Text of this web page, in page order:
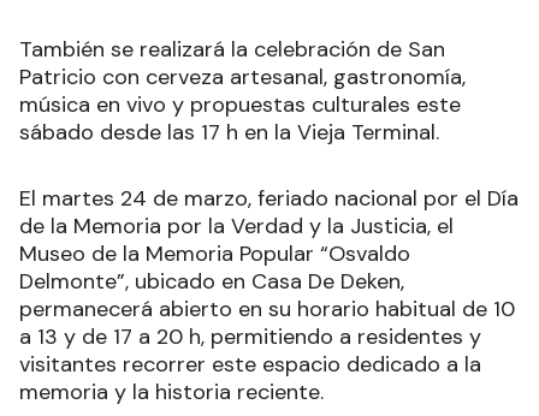
También se realizará la celebración de San
Patricio con cerveza artesanal, gastronomía,
música en vivo y propuestas culturales este
sábado desde las 17 h en la Vieja Terminal.
El martes 24 de marzo, feriado nacional por el Día
de la Memoria por la Verdad y la Justicia, el
Museo de la Memoria Popular “Osvaldo
Delmonte”, ubicado en Casa De Deken,
permanecerá abierto en su horario habitual de 10
a 13 y de 17 a 20 h, permitiendo a residentes y
visitantes recorrer este espacio dedicado a la
memoria y la historia reciente.